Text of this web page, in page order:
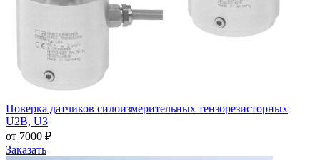
Поверка датчиков силоизмерительных тензорезисторных
U2B, U3
от 7000 ₽
Заказать